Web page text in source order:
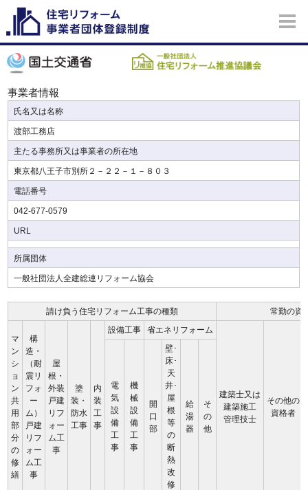
事業者情報
氏名又は名称
渡部工務店
主たる事務所又は事業者の所在地
東京都八王子市別所２－２２－１－８０３
電話番号
042-677-0579
URL
所属団体
一般社団法人全建総連リフォーム協会
請け負う住宅リフォーム工事の種類 常勤の資
マ
ン
シ
ョ
ン
共
用
部
分
の
修
繕
構
造・
（耐
震リ
フォ
ー
ム）
戸建
リフ
ォー
ム工
事
屋
根・
外装
戸建
リフ
ォー
ム工
事
塗
装・
防水
工事
内
装
工
事
設備工事 省エネリフォーム
建築士又は
建築施工
管理技士
その他の
資格者
電
気
設
備
工
事
機
械
設
備
工
事
開
口
部
壁･
床･
天
井･
屋
根
等
の
断
熱
改
修
給
湯
器
そ
の
他